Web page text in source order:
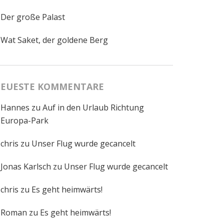
Der große Palast
Wat Saket, der goldene Berg
KOMMENTARE
Hannes zu Auf in den Urlaub Richtung
Europa-Park
chris zu Unser Flug wurde gecancelt
Jonas Karlsch zu Unser Flug wurde gecancelt
chris zu Es geht heimwärts!
Roman zu Es geht heimwärts!